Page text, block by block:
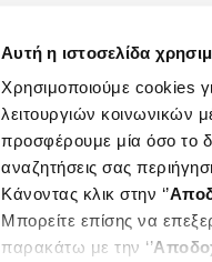
Αυτή η ιστοσελίδα
Χρησιμοποιούμε cookies
λειτουργιών κοινωνικών
προσφέρουμε μία όσο το
αναζητήσεις σας
Κάνοντας κλικ στην ‘’
Μπορείτε επίσης να
παρακάτω με την ‘’